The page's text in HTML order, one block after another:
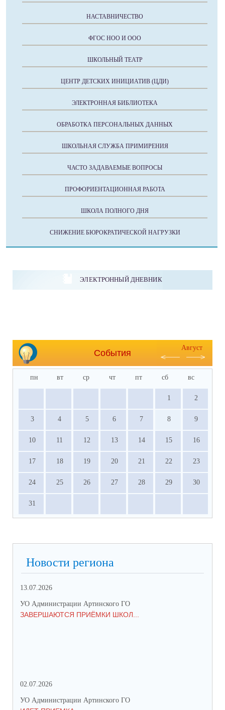
НАСТАВНИЧЕСТВО
ФГОС НОО И ООО
ШКОЛЬНЫЙ ТЕАТР
ЦЕНТР ДЕТСКИХ ИНИЦИАТИВ (ЦДИ)
ЭЛЕКТРОННАЯ БИБЛИОТЕКА
ОБРАБОТКА ПЕРСОНАЛЬНЫХ ДАННЫХ
ШКОЛЬНАЯ СЛУЖБА ПРИМИРЕНИЯ
ЧАСТО ЗАДАВАЕМЫЕ ВОПРОСЫ
ПРОФОРИЕНТАЦИОННАЯ РАБОТА
ШКОЛА ПОЛНОГО ДНЯ
СНИЖЕНИЕ БЮРОКРАТИЧЕСКОЙ НАГРУЗКИ
ЭЛЕКТРОННЫЙ ДНЕВНИК
События
Август
пн вт ср чт пт сб вс
1 2
3 4 5 6 7 8 9
10 11 12 13 14 15 16
17 18 19 20 21 22 23
24 25 26 27 28 29 30
31
Новости региона
13.07.2026
УО Администрации Артинского ГО
ЗАВЕРШАЮТСЯ ПРИЁМКИ ШКОЛ...
02.07.2026
УО Администрации Артинского ГО